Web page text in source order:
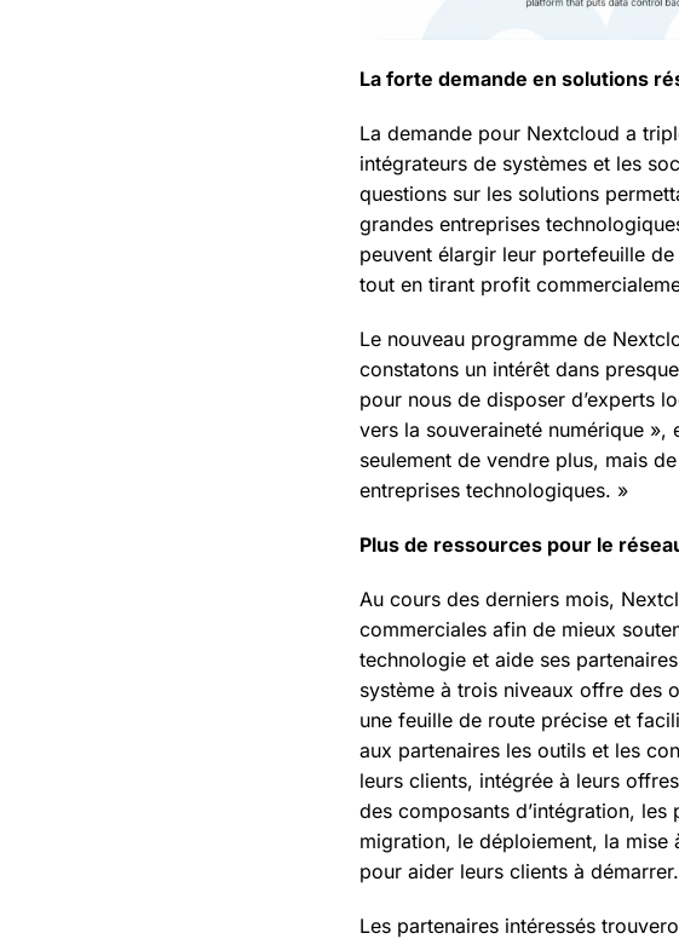
La forte demande en solutions
La demande pour Nextcloud a
intégrateurs de systèmes et les
questions sur les solutions
grandes entreprises
peuvent élargir leur portefeuille
tout en tirant profit
Le nouveau programme de
constatons un intérêt dans
pour nous de disposer d’experts
vers la souveraineté numérique »,
seulement de vendre plus, mais
entreprises technologiques. »
Plus de ressources pour le
Au cours des derniers mois,
commerciales afin de mieux
technologie et aide ses
système à trois niveaux offre des
une feuille de route précise et
aux partenaires les outils et les
leurs clients, intégrée à leurs
des composants d’intégration, les
migration, le déploiement, la mise
pour aider leurs clients à démarrer.
Les partenaires intéressés